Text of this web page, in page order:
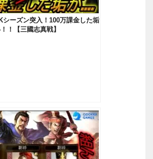
シーズン突入！100万課金した垢
！【三國志真戦】